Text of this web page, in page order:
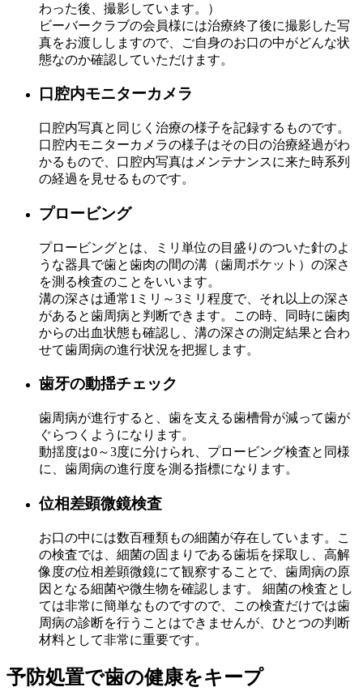
わった後、撮影しています。）
ビーバークラブの会員様には治療終了後に撮影した写
真をお渡ししますので、ご自身のお口の中がどんな状
態なのか確認していただけます。
口腔内モニターカメラ
口腔内写真と同じく治療の様子を記録するものです。
口腔内モニターカメラの様子はその日の治療経過がわ
かるもので、口腔内写真はメンテナンスに来た時系列
の経過を見せるものです。
プロービング
プロービングとは、ミリ単位の目盛りのついた針のよ
うな器具で歯と歯肉の間の溝（歯周ポケット）の深さ
を測る検査のことをいいます。
溝の深さは通常1ミリ～3ミリ程度で、それ以上の深さ
があると歯周病と判断できます。この時、同時に歯肉
からの出血状態も確認し、溝の深さの測定結果と合わ
せて歯周病の進行状況を把握します。
歯牙の動揺チェック
歯周病が進行すると、歯を支える歯槽骨が減って歯が
ぐらつくようになります。
動揺度は0～3度に分けられ、プロービング検査と同様
に、歯周病の進行度を測る指標になります。
位相差顕微鏡検査
お口の中には数百種類もの細菌が存在しています。こ
の検査では、細菌の固まりである歯垢を採取し、高解
像度の位相差顕微鏡にて観察することで、歯周病の原
因となる細菌や微生物を確認します。 細菌の検査とし
ては非常に簡単なものですので、この検査だけでは歯
周病の診断を行うことはできませんが、ひとつの判断
材料として非常に重要です。
予防処置で歯の健康をキープ